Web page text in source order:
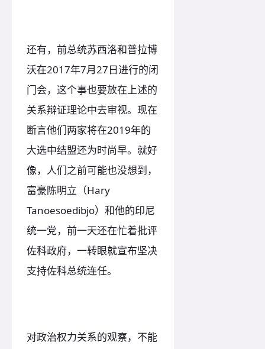
还有，前总统苏西洛和普拉博
沃在2017年7月27日进行的闭
门会，这个事也要放在上述的
关系辩证理论中去审视。现在
断言他们两家将在2019年的
大选中结盟还为时尚早。就好
像，人们之前可能也没想到，
富豪陈明立（Hary
Tanoesoedibjo）和他的印尼
统一党，前一天还在忙着批评
佐科政府，一转眼就宣布坚决
支持佐科总统连任。
对政治权力关系的观察，不能